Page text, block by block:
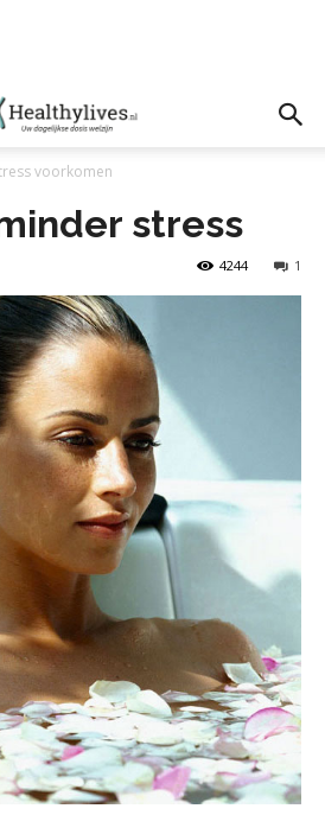
voorkomen
stress
1
4244